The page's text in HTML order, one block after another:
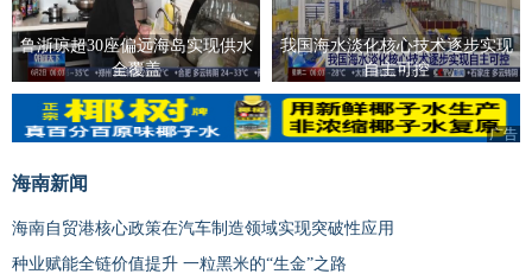
鲁浙琼超30座偏远海岛实现供水
全覆盖
我国海水淡化核心技术逐步实现
自主可控
广告
广告
海南新闻
海南自贸港核心政策在汽车制造领域实现突破性应用
种业赋能全链价值提升 一粒黑米的“生金”之路